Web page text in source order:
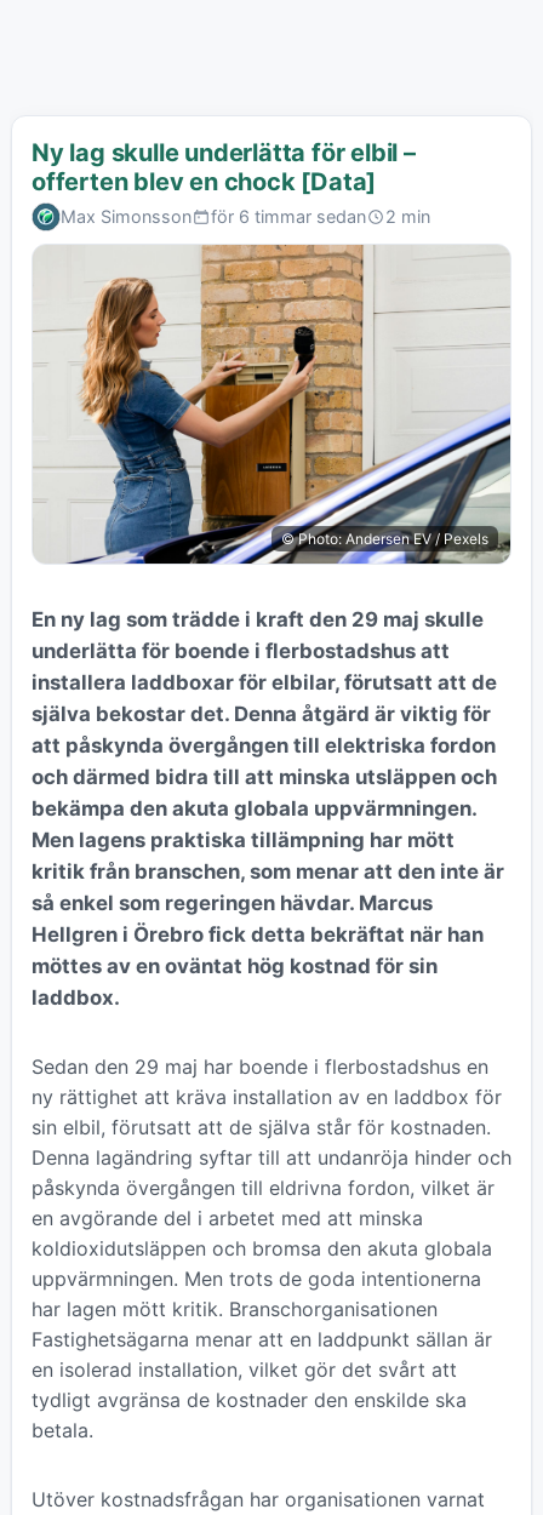
Ny lag skulle underlätta för elbil –
offerten blev en chock [Data]
Max Simonsson för 6 timmar sedan 2 min
© Photo: Andersen EV / Pexels
En ny lag som trädde i kraft den 29 maj skulle
underlätta för boende i flerbostadshus att
installera laddboxar för elbilar, förutsatt att de
själva bekostar det. Denna åtgärd är viktig för
att påskynda övergången till elektriska fordon
och därmed bidra till att minska utsläppen och
bekämpa den akuta globala uppvärmningen.
Men lagens praktiska tillämpning har mött
kritik från branschen, som menar att den inte är
så enkel som regeringen hävdar. Marcus
Hellgren i Örebro fick detta bekräftat när han
möttes av en oväntat hög kostnad för sin
laddbox.
Sedan den 29 maj har boende i flerbostadshus en
ny rättighet att kräva installation av en laddbox för
sin elbil, förutsatt att de själva står för kostnaden.
Denna lagändring syftar till att undanröja hinder och
påskynda övergången till eldrivna fordon, vilket är
en avgörande del i arbetet med att minska
koldioxidutsläppen och bromsa den akuta globala
uppvärmningen. Men trots de goda intentionerna
har lagen mött kritik. Branschorganisationen
Fastighetsägarna menar att en laddpunkt sällan är
en isolerad installation, vilket gör det svårt att
tydligt avgränsa de kostnader den enskilde ska
betala.
Utöver kostnadsfrågan har organisationen varnat